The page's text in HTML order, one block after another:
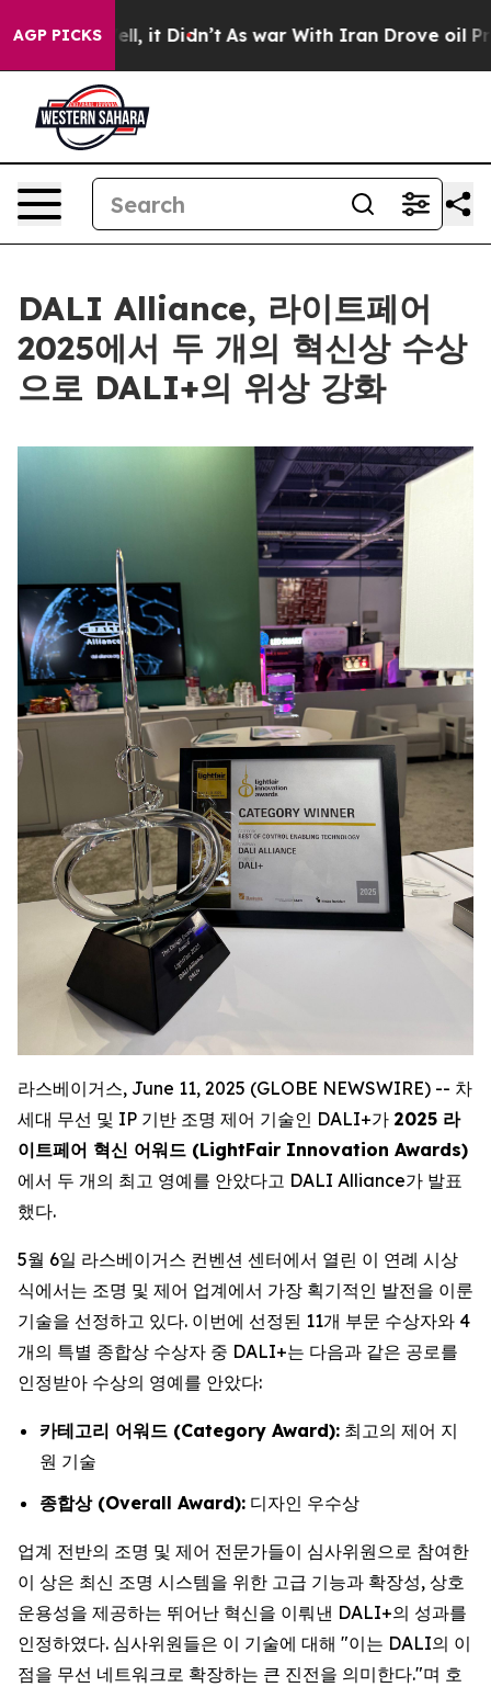
AGP PICKS
Well, it Didn’t As war With Iran Drove oil Prices
DALI Alliance, 라이트페어
2025에서 두 개의 혁신상 수상
으로 DALI+의 위상 강화
라스베이거스, June 11, 2025 (GLOBE NEWSWIRE) -- 차
세대 무선 및 IP 기반 조명 제어 기술인 DALI+가 2025 라
이트페어 혁신 어워드 (LightFair Innovation Awards)
에서 두 개의 최고 영예를 안았다고 DALI Alliance가 발표
했다.
5월 6일 라스베이거스 컨벤션 센터에서 열린 이 연례 시상
식에서는 조명 및 제어 업계에서 가장 획기적인 발전을 이룬
기술을 선정하고 있다. 이번에 선정된 11개 부문 수상자와 4
개의 특별 종합상 수상자 중 DALI+는 다음과 같은 공로를
인정받아 수상의 영예를 안았다:
카테고리 어워드 (Category Award): 최고의 제어 지
원 기술
종합상 (Overall Award): 디자인 우수상
업계 전반의 조명 및 제어 전문가들이 심사위원으로 참여한
이 상은 최신 조명 시스템을 위한 고급 기능과 확장성, 상호
운용성을 제공하는 뛰어난 혁신을 이뤄낸 DALI+의 성과를
인정하였다. 심사위원들은 이 기술에 대해 "이는 DALI의 이
점을 무선 네트워크로 확장하는 큰 진전을 의미한다."며 호